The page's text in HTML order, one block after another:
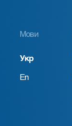
Мови
Укр
En